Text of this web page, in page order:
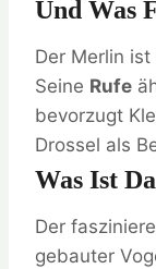
Und Was
Der Merlin
Seine Rufe
bevorzugt
Drossel als
Was Ist
Der
gebauter